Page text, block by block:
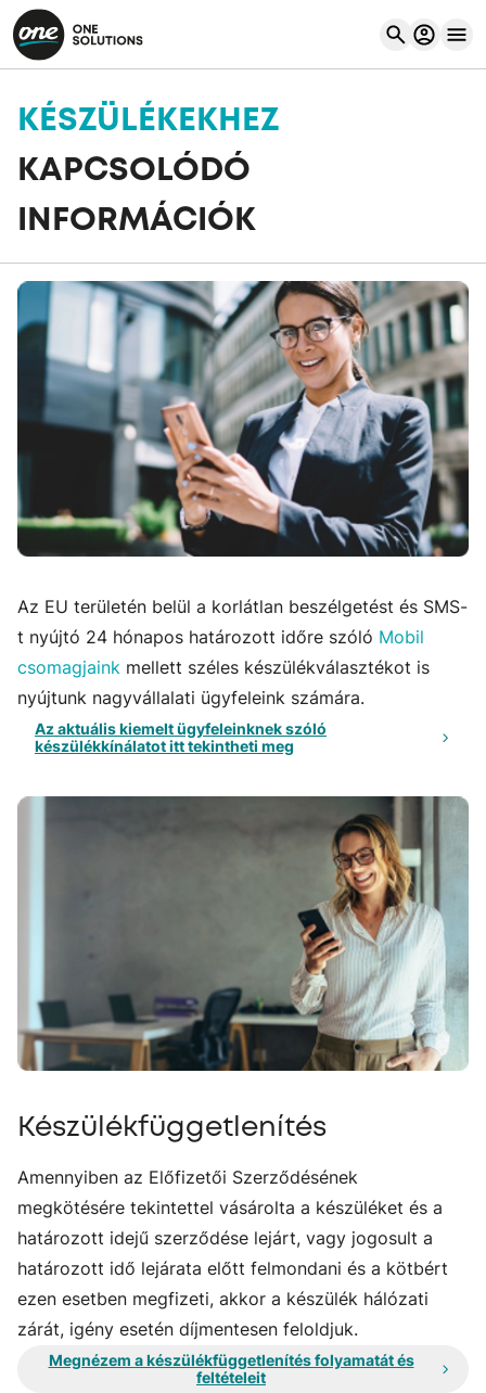
KÉSZÜLÉKEKHEZ
KAPCSOLÓDÓ
INFORMÁCIÓK
Az EU területén belül a korlátlan beszélgetést és SMS-
t nyújtó 24 hónapos határozott időre szóló Mobil
csomagjaink mellett széles készülékválasztékot is
nyújtunk nagyvállalati ügyfeleink számára.
Az aktuális kiemelt ügyfeleinknek szóló
készülékkínálatot itt tekintheti meg
Készülékfüggetlenítés
Amennyiben az Előfizetői Szerződésének
megkötésére tekintettel vásárolta a készüléket és a
határozott idejű szerződése lejárt, vagy jogosult a
határozott idő lejárata előtt felmondani és a kötbért
ezen esetben megfizeti, akkor a készülék hálózati
zárát, igény esetén díjmentesen feloldjuk.
Megnézem a készülékfüggetlenítés folyamatát és
feltételeit